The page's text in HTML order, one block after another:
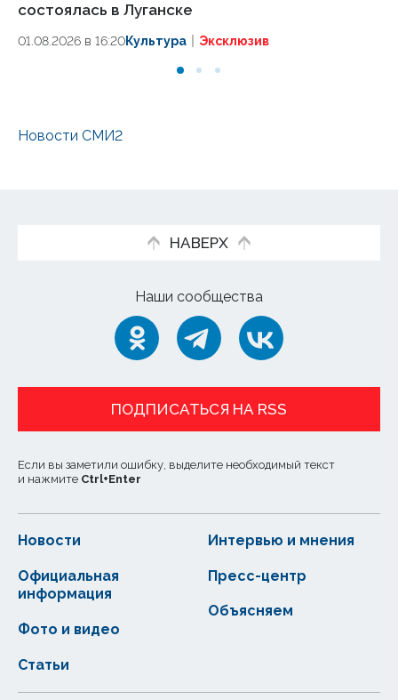
состоялась в Луганске
01.08.2026 в 16:20Культура Эксклюзив
Новости СМИ2
НАВЕРХ
Наши сообщества
ПОДПИСАТЬСЯ НА RSS
Если вы заметили ошибку, выделите необходимый текст
и нажмите Ctrl+Enter
Новости
Статьи
Официальная
информация
Интервью и мнения
Фото и видео
Пресс-центр
Объясняем